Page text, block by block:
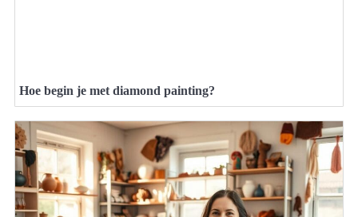
Hoe begin je met diamond painting?